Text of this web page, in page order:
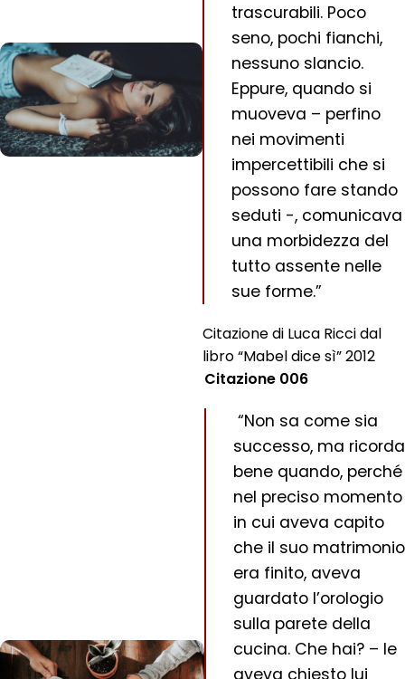
trascurabili. Poco
seno, pochi fianchi,
nessuno slancio.
Eppure, quando si
muoveva – perfino
nei movimenti
impercettibili che si
possono fare stando
seduti -, comunicava
una morbidezza del
tutto assente nelle
sue forme.”
Citazione di Luca Ricci dal
libro “Mabel dice sì” 2012
Citazione 006
“Non sa come sia
successo, ma ricorda
bene quando, perché
nel preciso momento
in cui aveva capito
che il suo matrimonio
era finito, aveva
guardato l’orologio
sulla parete della
cucina. Che hai? – le
aveva chiesto lui